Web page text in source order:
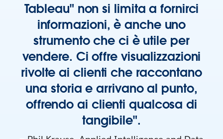
Tableau" non si limita a fornirci
informazioni, è anche uno
strumento che ci è utile per
vendere. Ci offre visualizzazioni
rivolte ai clienti che raccontano
una storia e arrivano al punto,
offrendo ai clienti qualcosa di
tangibile".